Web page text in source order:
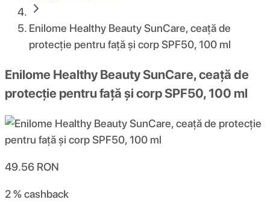
Enilome Healthy Beauty SunCare, ceață de
protecție pentru față și corp SPF50, 100 ml
Enilome Healthy Beauty SunCare, ceață de
protecție pentru față și corp SPF50, 100 ml
49.56 RON
2 %cashback